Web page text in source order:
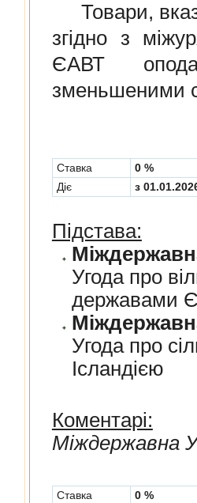
Товари,
згiдно з
ЄАВТ
зменьшеними
Cтавка
0 %
Діє
з
Підстава:
Угода про
державами
Угода про
Iсландiєю
Коментарі:
Мiждержавна
Cтавка
0 %